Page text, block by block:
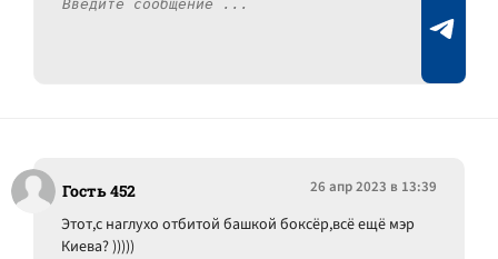
Гость 452 26 апр 2023 в 13:39
Этот,с наглухо отбитой башкой боксёр,всё ещё мэр
Киева? )))))